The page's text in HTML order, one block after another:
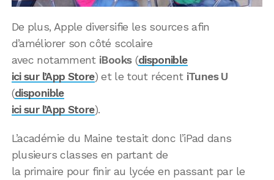
De plus, Apple diversifie les sources afin
d’améliorer son côté scolaire
avec notamment iBooks(disponible
ici sur l’App Store) et le tout récent iTunes U
(disponible
ici sur l’App Store).
L’académie du Maine testait donc l’iPad dans
plusieurs classes en partant de
la primaire pour finir au lycée en passant par le